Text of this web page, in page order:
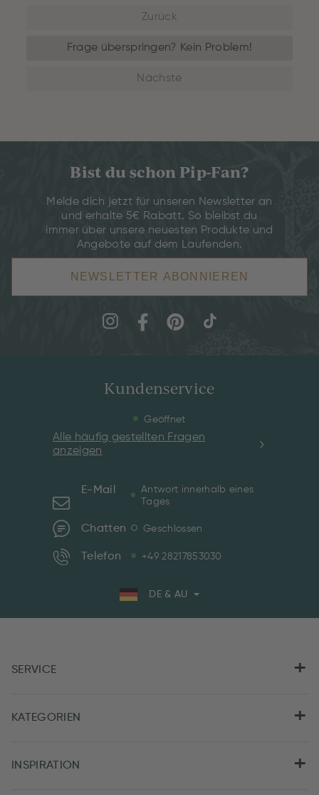
Zurück
Frage überspringen? Kein Problem!
Nächste
Bist du schon Pip-Fan?
Melde dich jetzt für unseren Newsletter an
und erhalte 5€ Rabatt. So bleibst du
immer über unsere neuesten Produkte und
Angebote auf dem Laufenden.
NEWSLETTER ABONNIEREN
Kundenservice
Geöffnet
Alle häufig gestellten Fragen
anzeigen
E-Mail
Antwort innerhalb eines
Tages
Chatten Geschlossen
Telefon +49 28217853030
DE & AU
SERVICE
KATEGORIEN
INSPIRATION